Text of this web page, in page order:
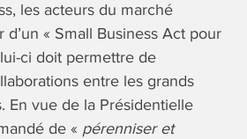
les acteurs du marché
« Small Business Act pour
ci doit permettre de
entre les grands
En vue de la Présidentielle
de « pérenniser et